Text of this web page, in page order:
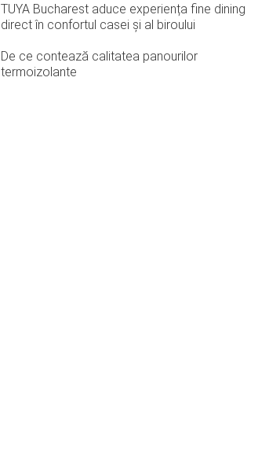
TUYA Bucharest aduce experiența fine dining
direct în confortul casei și al biroului
De ce contează calitatea panourilor
termoizolante